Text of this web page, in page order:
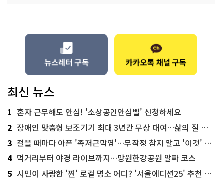
최신 뉴스
1 혼자 근무해도 안심! '소상공인안심벨' 신청하세요
2 장애인 맞춤형 보조기기 최대 3년간 무상 대여…삶의 질 높인다
3 걸을 때마다 아픈 '족저근막염'…무작정 참지 말고 '이것' 해보세요!
4 먹거리부터 야경 라이브까지…망원한강공원 알짜 코스
5 시민이 사랑한 '찐' 로컬 명소 어디? '서울에디션25' 추천 코스